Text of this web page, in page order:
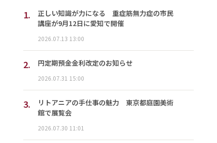
1.
正しい知識が力になる 重症筋無力症の市民
講座が9月12日に愛知で開催
2026.07.13 13:00
2. 円定期預金金利改定のお知らせ
2026.07.31 15:00
3.
リトアニアの手仕事の魅力 東京都庭園美術
館で展覧会
2026.07.30 11:01